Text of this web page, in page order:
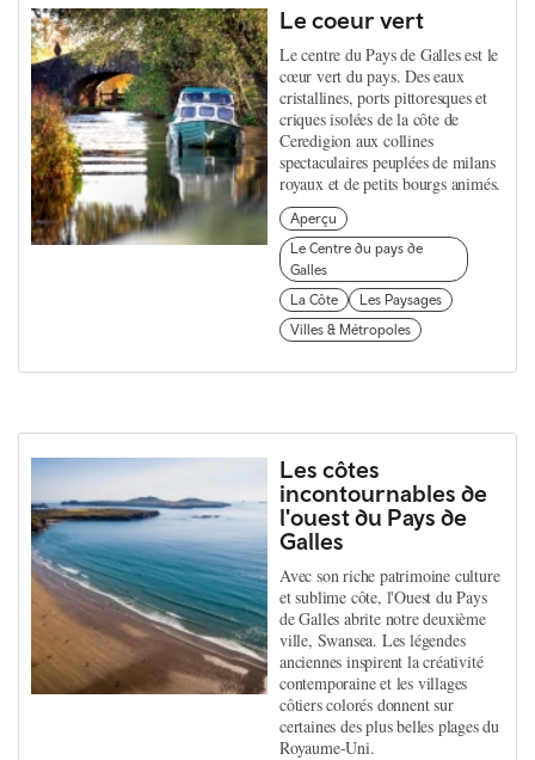
Le coeur vert
Le centre du Pays de Galles est le
cœur vert du pays. Des eaux
cristallines, ports pittoresques et
criques isolées de la côte de
Ceredigion aux collines
spectaculaires peuplées de milans
royaux et de petits bourgs animés.
Aperçu
Le Centre du pays de
Galles
La Côte
Les Paysages
Villes & Métropoles
Les côtes
incontournables de
l'ouest du Pays de
Galles
Avec son riche patrimoine culture
et sublime côte, l'Ouest du Pays
de Galles abrite notre deuxième
ville, Swansea. Les légendes
anciennes inspirent la créativité
contemporaine et les villages
côtiers colorés donnent sur
certaines des plus belles plages du
Royaume-Uni.